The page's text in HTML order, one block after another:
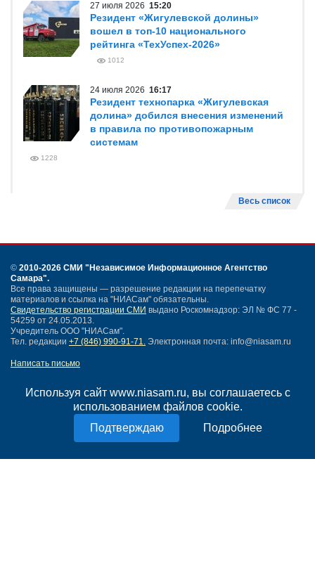
Используя сайт www.niasam.ru, вы соглашаетесь с
использованием файлов cookie.
Подробнее
27 июля 2026 15:20
Резидент «Жигулевской долины»
вошел в топ-10 национального
рейтинга «ТехУспех-2026»
1012
24 июля 2026 16:17
Резидент технопарка «Жигулевская
долина» добился внесения изменений
в правила по противопожарным
системам
1228
Весь список
© 2010-2026 СМИ "Независимое Информационное Агентство
Самара".
Все права защищены — разрешение редакции на перепечатку
материалов и ссылка на "НИАСам" обязательны.
Свидетельство регистрации СМИ выдано Роскомнадзор: ЭЛ № ФС 77 -
54259 от 24.05.2013.
Учредитель ООО "НИАСам".
Тел. редакции +7 (846) 990-91-71. Электронная почта: info@niasam.ru
Написать письмо
Нашли ошибку?
Политика конфиденциальности